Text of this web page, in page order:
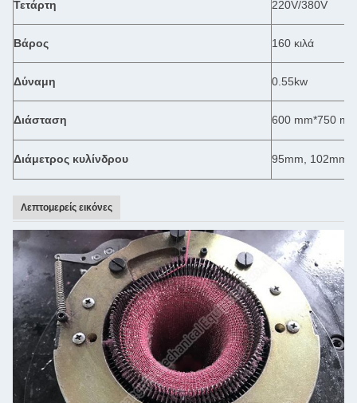
Τετάρτη 220V/380V
Βάρος 160 κιλά
Δύναμη 0.55kw
Διάσταση 600 mm*750
Διάμετρος κυλίνδρου 95mm, 102mm,
Λεπτομερείς εικόνες